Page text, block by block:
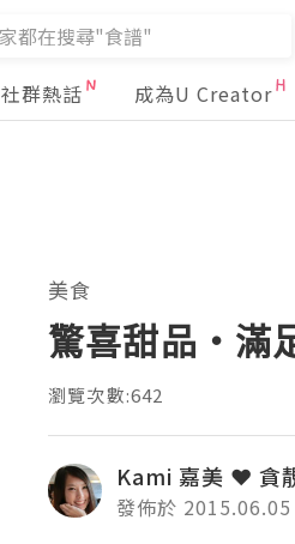
社群熱話 成為U Creator
美食
驚喜甜品‧滿
瀏覽次數:642
Kami 嘉美 ❤ 貪
發佈於 2015.06.05